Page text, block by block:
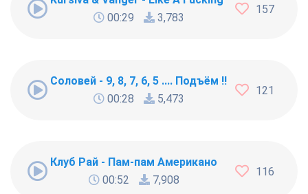
00:29
3,783
157
Соловей - 9, 8, 7, 6, 5 .... Подъём !!!
00:28
5,473
121
Клуб Рай - Пам-пам Американо
00:52
7,908
116